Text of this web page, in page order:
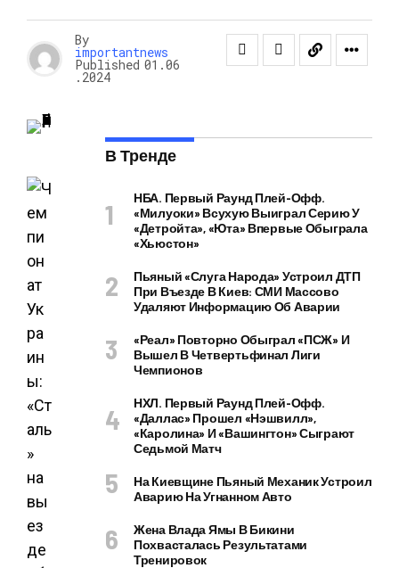
By
importantnews
Published 01.06
.2024
В Тренде
НБА. Первый Раунд Плей-Офф.
«Милуоки» Всухую Выиграл Серию У
«Детройта», «Юта» Впервые Обыграла
«Хьюстон»
Пьяный «слуга Народа» Устроил ДТП
При Въезде В Киев: СМИ Массово
Удаляют Информацию Об Аварии
«Реал» Повторно Обыграл «ПСЖ» И
Вышел В Четвертьфинал Лиги
Чемпионов
НХЛ. Первый Раунд Плей-Офф.
«Даллас» Прошел «Нэшвилл»,
«Каролина» И «Вашингтон» Сыграют
Седьмой Матч
На Киевщине Пьяный Механик Устроил
Аварию На Угнанном Авто
Жена Влада Ямы В Бикини
Похвасталась Результатами
Тренировок